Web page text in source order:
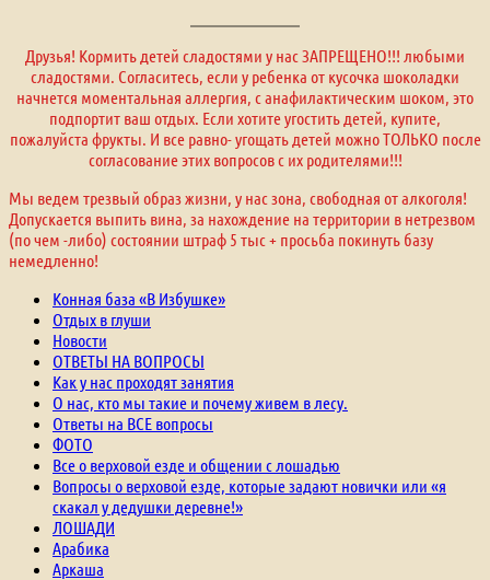
Друзья! Кормить детей сладостями у нас ЗАПРЕЩЕНО!!! любыми
сладостями. Согласитесь, если у ребенка от кусочка шоколадки
начнется моментальная аллергия, с анафилактическим шоком, это
подпортит ваш отдых. Если хотите угостить детей, купите,
пожалуйста фрукты. И все равно- угощать детей можно ТОЛЬКО после
согласование этих вопросов с их родителями!!!
Мы ведем трезвый образ жизни, у нас зона, свободная от алкоголя!
Допускается выпить вина, за нахождение на территории в нетрезвом
(по чем -либо) состоянии штраф 5 тыс + просьба покинуть базу
немедленно!
Конная база «В Избушке»
Отдых в глуши
Новости
ОТВЕТЫ НА ВОПРОСЫ
Как у нас проходят занятия
О нас, кто мы такие и почему живем в лесу.
Ответы на ВСЕ вопросы
ФОТО
Все о верховой езде и общении с лошадью
Вопросы о верховой езде, которые задают новички или «я
скакал у дедушки деревне!»
ЛОШАДИ
Арабика
Аркаша